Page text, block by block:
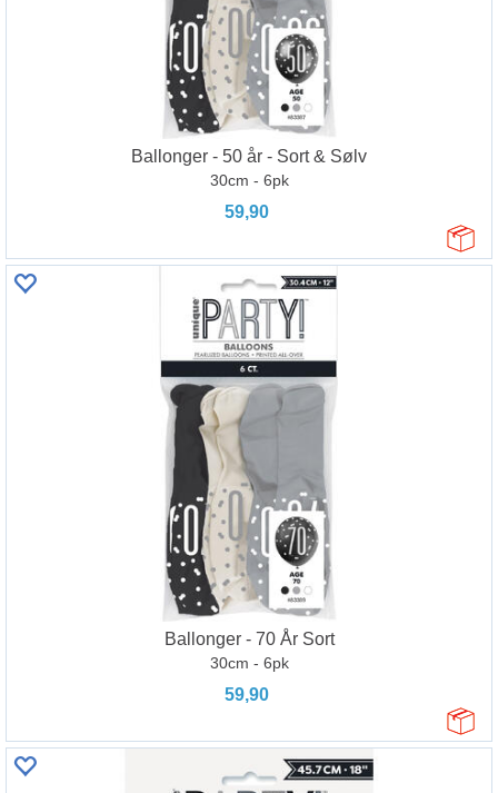
Ballonger - 50 år - Sort & Sølv
30cm - 6pk
59,90
Ballonger - 70 År Sort
30cm - 6pk
59,90